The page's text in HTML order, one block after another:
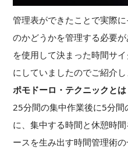
管理表ができたことで実際
のかどうかを管理する必要
を使用して決まった時間サ
にしていましたのでご紹介し
ポモドーロ・テクニックとは
25分間の集中作業後に5分間
に、集中する時間と休憩時
ースを生み出す時間管理術の